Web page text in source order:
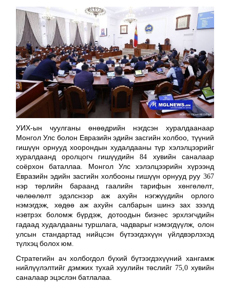
УИХ-ын чуулганы өнөөдрийн нэгдсэн
хуралдаанаар
Монгол Улс болон Евразийн эдийн засгийн холбоо, түүний
гишүүн орнууд хоорондын худалдааны түр хэлэлцээрийг
хуралдаанд
оролцогч гишүүдийн 84 хувийн
саналаар
соёрхон
баталлаа Монгол Улс хэлэлцээрийн
хүрээнд
Евразийн эдийн засгийн холбооны гишүүн орнууд руу367
нэр төрлийн бараанд гаалийн тарифын хөнгөлөлт,
чөлөөлөлт эдэлснээр аж ахуйн нэгжүүдийн
орлого
нэмэгдэж ,хөдөө аж ахуйн салбарын шинэ зах
зээлд
нэвтрэх боломж бүрдэж дотоодын бизнес эрхлэгчдийн
гадаад худалдааны туршлага ,чадварыг нэмэгдүүлж
олон
улсын
стандартад нийцсэн бүтээгдэхүүн
үйлдвэрлэхэд
түлхэц болох юм
Стратегийн ач холбогдол бүхий бүтээгдэхүүний хангамж
нийлүүлэлтийг дэмжих тухай хуулийн төслийг75,0 хувийн
саналаар эцэслэн батлалаа